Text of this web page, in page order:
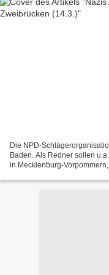
Die NPD-
Baden. Als Redner sollen
in Mecklenburg-